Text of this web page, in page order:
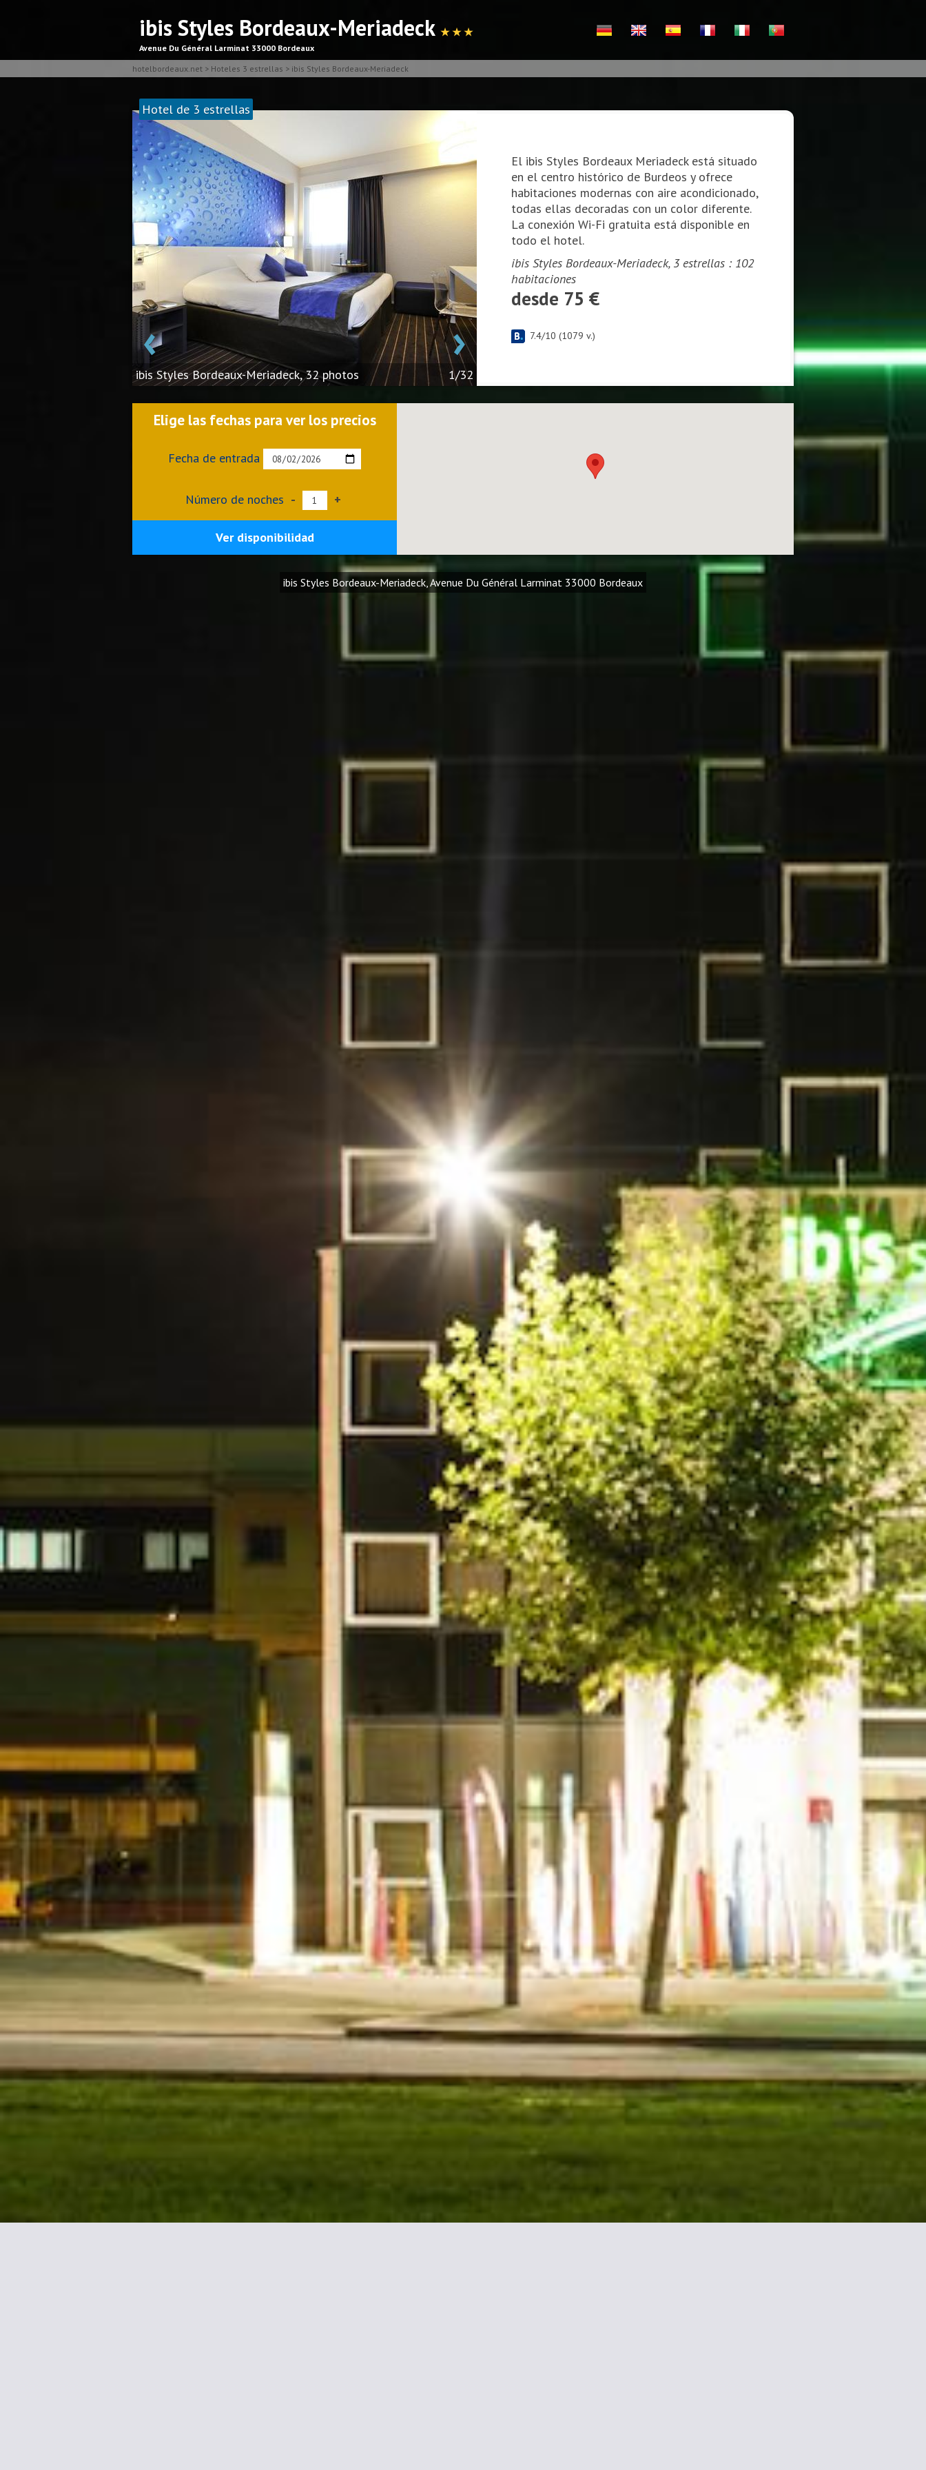
ibis Styles Bordeaux-Meriadeck ★ ★ ★
Avenue Du Général Larminat 33000 Bordeaux
hotelbordeaux.net > Hoteles 3 estrellas > ibis Styles Bordeaux-Meriadeck
Hotel de 3 estrellas
‹ ›
ibis Styles Bordeaux-Meriadeck, 32 photos 1/32
El ibis Styles Bordeaux Meriadeck está situado
en el centro histórico de Burdeos y ofrece
habitaciones modernas con aire acondicionado,
todas ellas decoradas con un color diferente.
La conexión Wi-Fi gratuita está disponible en
todo el hotel.
ibis Styles Bordeaux-Meriadeck, 3 estrellas : 102
habitaciones
desde 75 €
7.4/10 (1079 v.)
Elige las fechas para ver los precios
Fecha de entrada
Número de noches - +
Ver disponibilidad
ibis Styles Bordeaux-Meriadeck, Avenue Du Général Larminat 33000 Bordeaux